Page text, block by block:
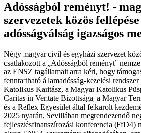
Adósságból reményt! -
szervezetek közös
adósságválság igazságos
Négy magyar civil és egyházi szervezet
csatlakozott a „Adósságból reményt”
az ENSZ tagállamait arra kéri, hogy
fenntartható államadósság-kezelési rendszer
Katolikus Karitász, a Magyar Katolikus
Caritas in Veritate Bizottsága, a Magyar
és a Reflex Egyesület által felkarolt
2025 nyarán, Sevillában megrendezendő
fejlesztésfinanszírozási konferencia (FfD4)